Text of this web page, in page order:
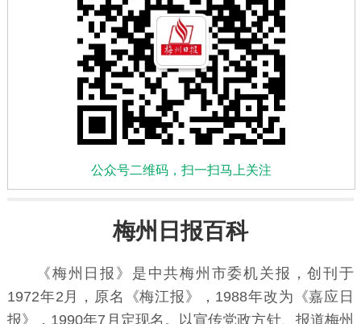
公众号二维码，扫一扫马上关注
梅州日报百科
《梅州日报》是中共梅州市委机关报，创刊于
1972年2月，原名《梅江报》，1988年改为《嘉应日
报》，1990年7月定现名。以宣传党政方针、报道梅州